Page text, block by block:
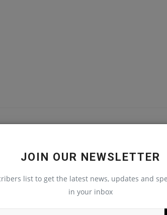
JOIN OUR NEWSLETTER
list to get the latest news, updates and
in your inbox